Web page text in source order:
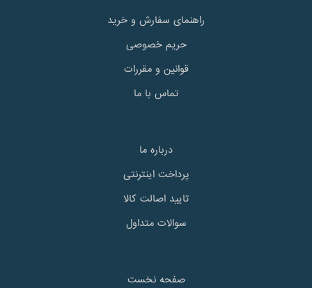
راهنمای سفارش و خرید
حریم خصوصی
قوانین و مقررات
تماس با ما
درباره ما
پرداخت اینترنتی
تایید اصالت کالا
سوالات متداول
صفحه نخست